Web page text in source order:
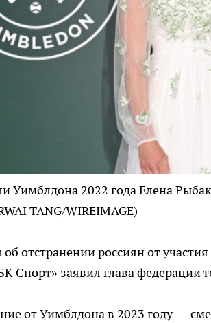
Уимблдона 2022 года Елена
TANG/WIREIMAGE)
об отстранении россиян от
Спорт» заявил глава
от Уимблдона в 2023 году —